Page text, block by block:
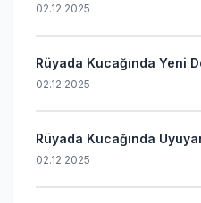
02.12.2025
Rüyada Kucağında Yeni
02.12.2025
Rüyada Kucağında
02.12.2025